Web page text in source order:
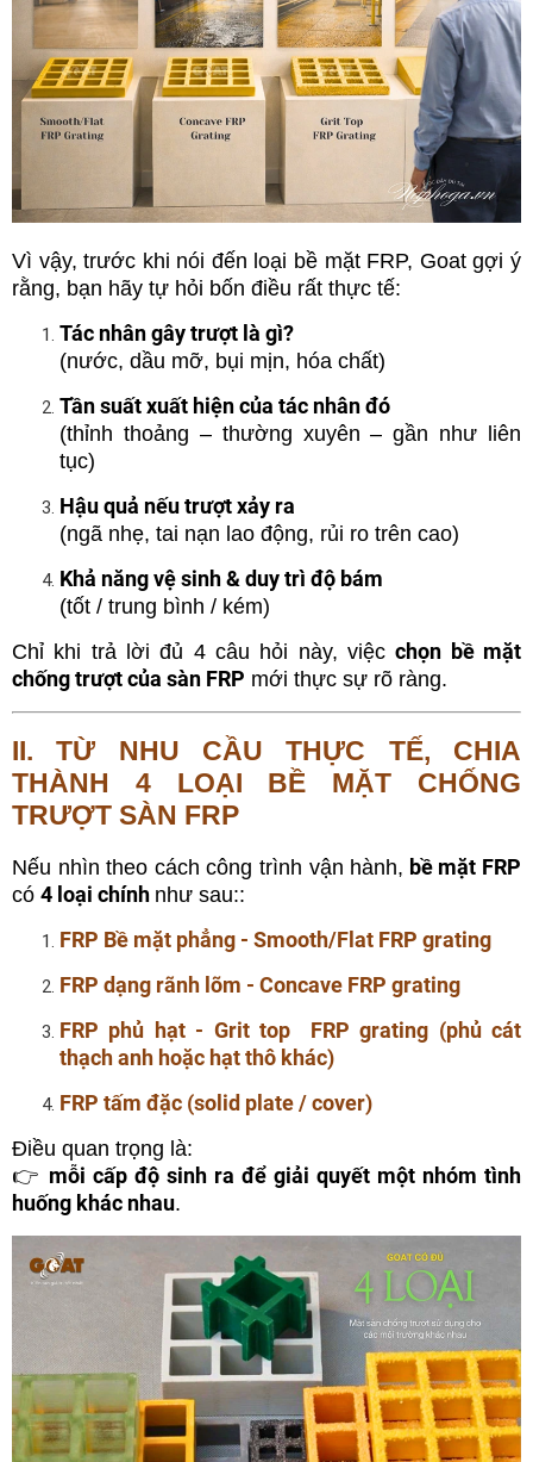
Vì vậy, trước khi nói đến loại bề mặt FRP, Goat gợi ý
rằng, bạn hãy tự hỏi bốn điều rất thực tế:
Tác nhân gây trượt là gì?
(nước, dầu mỡ, bụi mịn, hóa chất)
Tần suất xuất hiện của tác nhân đó
(thỉnh thoảng – thường xuyên – gần như liên
tục)
Hậu quả nếu trượt xảy ra
(ngã nhẹ, tai nạn lao động, rủi ro trên cao)
Khả năng vệ sinh & duy trì độ bám
(tốt / trung bình / kém)
Chỉ khi trả lời đủ 4 câu hỏi này, việcchọn bề mặt
chống trượt của sàn FRP mới thực sự rõ ràng.
II. TỪ NHU CẦU THỰC TẾ, CHIA
THÀNH 4 LOẠI BỀ MẶT CHỐNG
TRƯỢT SÀN FRP
Nếu nhìn theo cách công trình vận hành, bề mặt FRP
có 4 loại chính như sau::
FRP Bề mặt phẳng - Smooth/Flat FRP grating
FRP dạng rãnh lõm - Concave FRP grating
FRP phủ hạt - Grit top
FRP grating (phủ cát
thạch anh hoặc hạt thô khác)
FRP tấm đặc (solid plate / cover)
Điều quan trọng là:
👉 mỗi cấp độ sinh ra để giải quyết một nhóm tình
huống khác nhau.